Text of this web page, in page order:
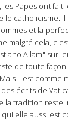
les Papes ont fait
le catholicisme.
et la
malgré cela,
Allam" sur
de toute
il est comme
écrits de
la tradition reste
qui elle aussi est